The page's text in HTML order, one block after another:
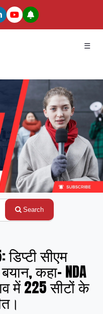
☰
Search
सीएम
कहा- NDA
में 225 सीटों के